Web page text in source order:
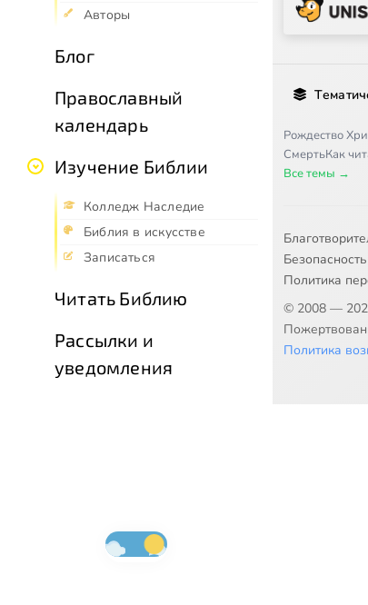
Авторы
Блог
Православный
календарь
Изучение Библии
Колледж Наследие
Библия в искусстве
Записаться
Читать Библию
Рассылки и
уведомления
Рождество
СмертьКак
Все темы →
Политика
© 2008 —
Политика